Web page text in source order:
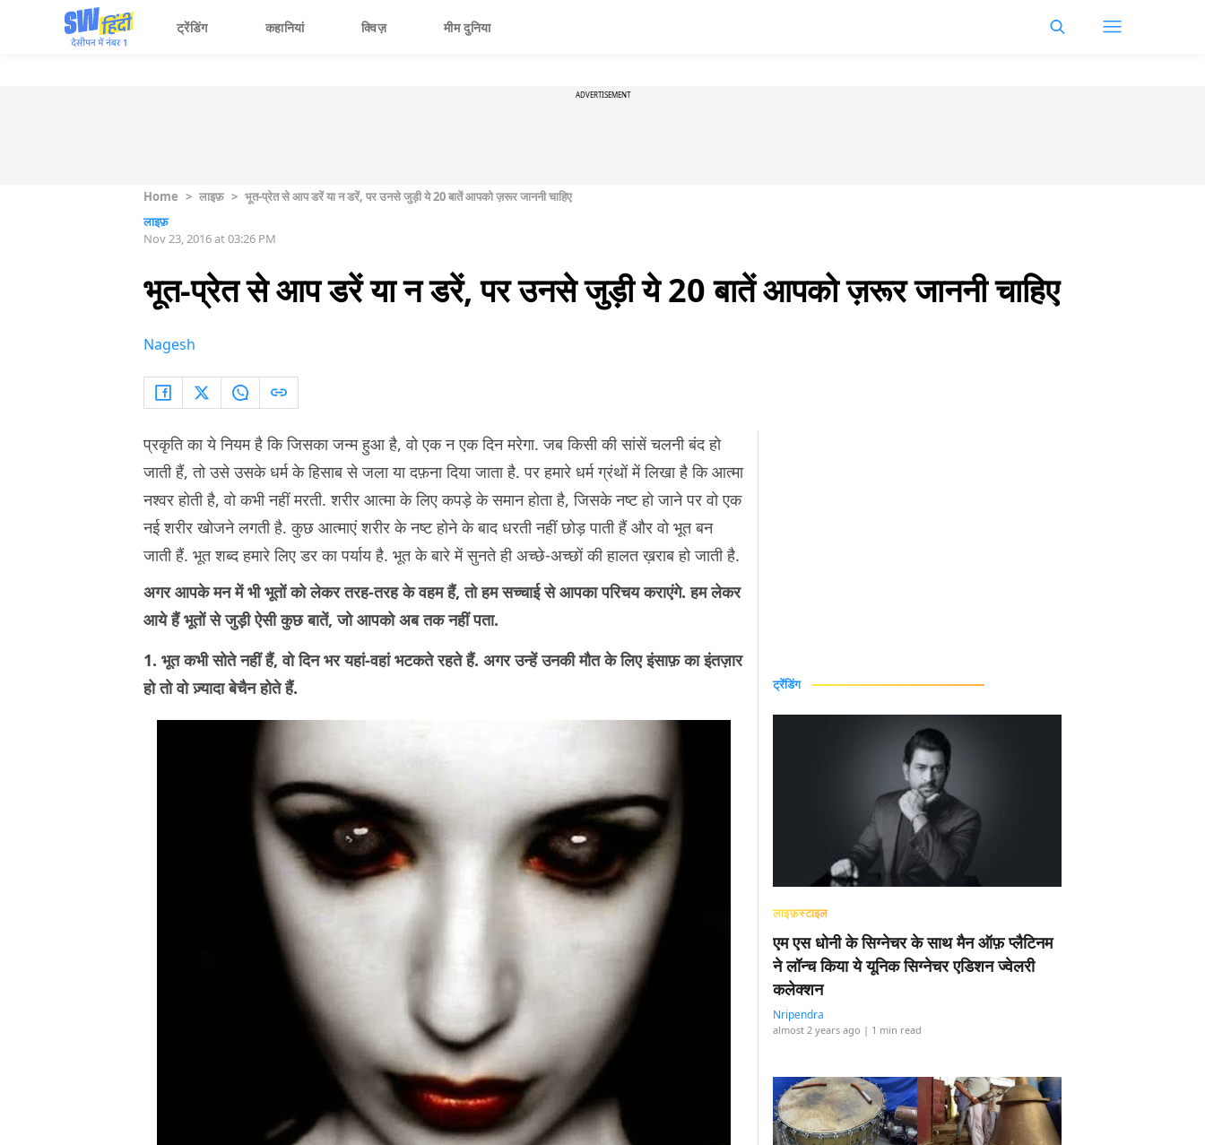
ट्रेंडिंग कहानियां क्विज़ मीम दुनिया
ADVERTISEMENT
Home > लाइफ़ > भूत-प्रेत से आप डरें या न डरें, पर उनसे जुड़ी ये 20 बातें आपको ज़रूर जाननी चाहिए
लाइफ़
Nov 23, 2016 at 03:26 PM
भूत-प्रेत से आप डरें या न डरें, पर उनसे जुड़ी ये 20 बातें आपको ज़रूर जाननी चाहिए
Nagesh
प्रकृति का ये नियम है कि जिसका जन्म हुआ है, वो एक न एक दिन मरेगा. जब किसी की सांसें चलनी बंद हो
जाती हैं, तो उसे उसके धर्म के हिसाब से जला या दफ़ना दिया जाता है. पर हमारे धर्म ग्रंथों में लिखा है कि आत्मा
नश्वर होती है, वो कभी नहीं मरती. शरीर आत्मा के लिए कपड़े के समान होता है, जिसके नष्ट हो जाने पर वो एक
नई शरीर खोजने लगती है. कुछ आत्माएं शरीर के नष्ट होने के बाद धरती नहीं छोड़ पाती हैं और वो भूत बन
जाती हैं. भूत शब्द हमारे लिए डर का पर्याय है. भूत के बारे में सुनते ही अच्छे-अच्छों की हालत ख़राब हो जाती है.
अगर आपके मन में भी भूतों को लेकर तरह-तरह के वहम हैं, तो हम सच्चाई से आपका परिचय कराएंगे. हम लेकर
आये हैं भूतों से जुड़ी ऐसी कुछ बातें, जो आपको अब तक नहीं पता.
1. भूत कभी सोते नहीं हैं, वो दिन भर यहां-वहां भटकते रहते हैं. अगर उन्हें उनकी मौत के लिए इंसाफ़ का इंतज़ार
हो तो वो ज़्यादा बेचैन होते हैं.
ट्रेंडिंग
लाइफ़स्टाइल
एम एस धोनी के सिग्नेचर के साथ मैन ऑफ़ प्लैटिनम
ने लॉन्च किया ये यूनिक सिग्नेचर एडिशन ज्वेलरी
कलेक्शन
Nripendra
almost 2 years ago | 1 min read